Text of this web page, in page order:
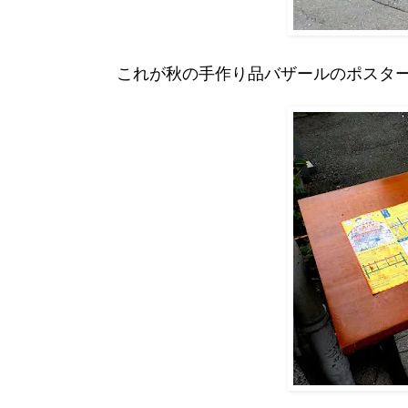
これが秋の手作り品バザールのポスタ